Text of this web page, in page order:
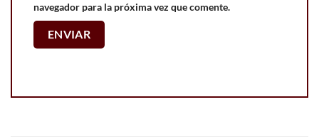
navegador para la próxima vez que comente.